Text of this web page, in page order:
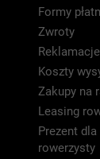
Formy
Zwroty
Reklamacje
Koszty
Zakupy na
Leasing
Prezent dla
rowerzysty